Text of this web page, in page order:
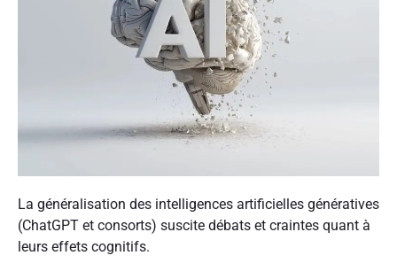
La généralisation des intelligences artificielles génératives
(ChatGPT et consorts) suscite débats et craintes quant à
leurs effets cognitifs.